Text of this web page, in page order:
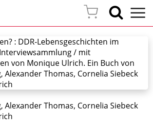
Alexander Thomas, Cornelia Siebeck